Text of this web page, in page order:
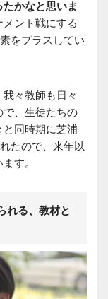
かなと思いま
ント戦にする
をプラスしてい
々教師も日々
、生徒たちの
同時期に芝浦
たので、来年以
す。
れる、教材と